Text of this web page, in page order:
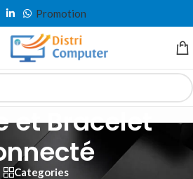
Promotion
et Bracelet
Categories